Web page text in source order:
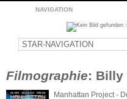
NAVIGATION
Filmographie: Billy
Manhattan Project -